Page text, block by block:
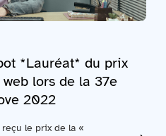
*Lauréat* du prix
lors de la 37e
2022
le prix de la «